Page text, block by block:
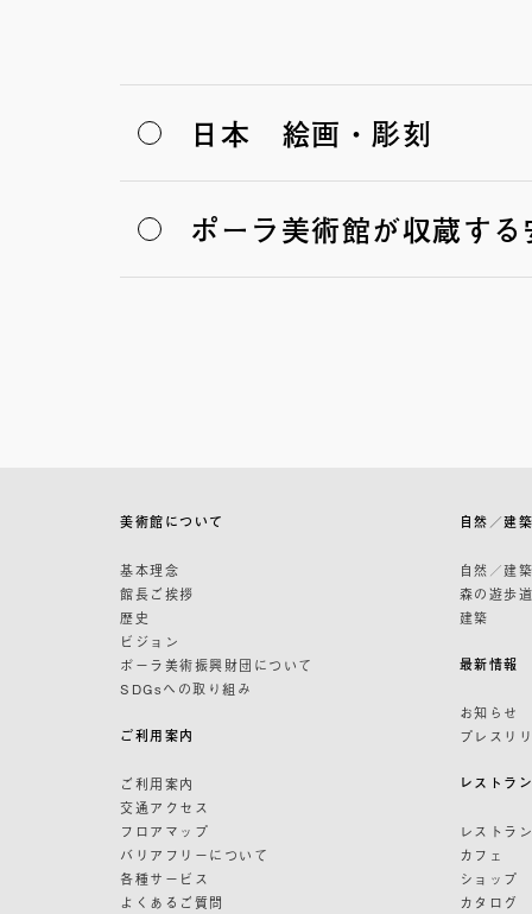
日本 絵画・彫刻
ポーラ美術館が収蔵す
美術館について
基本理念
館長ご挨拶
歴史
ビジョン
ポーラ美術振興財団について
SDGsへの取り組み
ご利用案内
ご利用案内
交通アクセス
フロアマップ
バリアフリーについて
各種サービス
よくあるご質問
自然／建
自然／建
森の遊歩
建築
最新情報
お知らせ
プレスリ
レストラ
レストラ
カフェ
ショップ
カタログ